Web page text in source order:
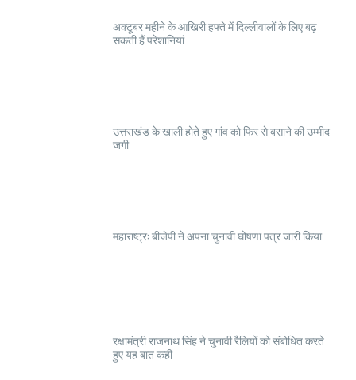
अक्टूबर महीने के आखिरी हफ्ते में दिल्लीवालों के लिए बढ़
सकती हैं परेशानियां
उत्तराखंड के खाली होते हुए गांव को फिर से बसाने की उम्मीद
जगी
महाराष्ट्र: बीजेपी ने अपना चुनावी घोषणा पत्र जारी किया
रक्षामंत्री राजनाथ सिंह ने चुनावी रैलियों को संबोधित करते
हुए यह बात कही